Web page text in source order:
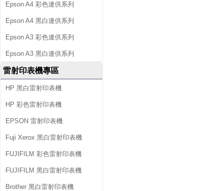
Epson A4 彩色連供系列
Epson A4 黑白連供系列
Epson A3 彩色連供系列
Epson A3 黑白連供系列
雷射印表機專區
HP 黑白雷射印表機
HP 彩色雷射印表機
EPSON 雷射印表機
Fuji Xerox 黑白雷射印表機
FUJIFILM 彩色雷射印表機
FUJIFILM 黑白雷射印表機
Brother 黑白雷射印表機